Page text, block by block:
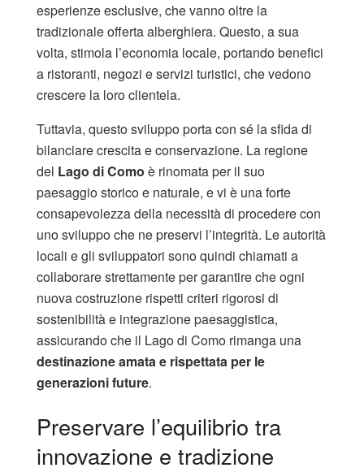
esperienze esclusive, che vanno oltre la
tradizionale offerta alberghiera. Questo, a sua
volta, stimola l’economia locale, portando benefici
a ristoranti, negozi e servizi turistici, che vedono
crescere la loro clientela.
Tuttavia, questo sviluppo porta con sé la sfida di
bilanciare crescita e conservazione. La regione
del Lago di Como è rinomata per il suo
paesaggio storico e naturale, e vi è una forte
consapevolezza della necessità di procedere con
uno sviluppo che ne preservi l’integrità. Le autorità
locali e gli sviluppatori sono quindi chiamati a
collaborare strettamente per garantire che ogni
nuova costruzione rispetti criteri rigorosi di
sostenibilità e integrazione paesaggistica,
assicurando che il Lago di Como rimanga una
destinazione amata e rispettata per le
generazioni future.
Preservare l’equilibrio tra
innovazione e tradizione